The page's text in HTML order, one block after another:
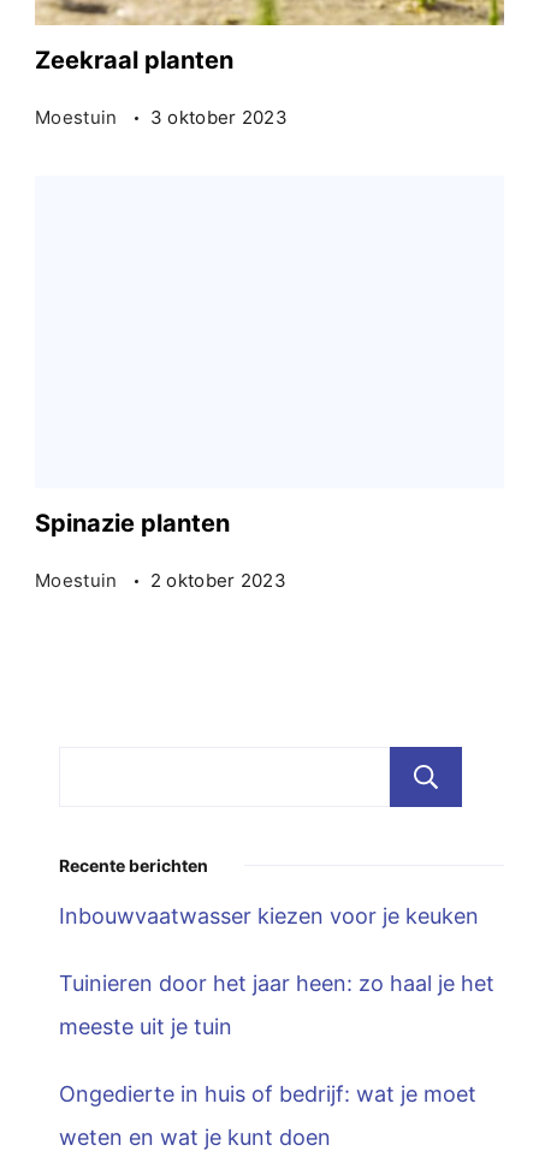
Zeekraal planten
Moestuin 3 oktober 2023
Spinazie planten
Moestuin 2 oktober 2023
Recente berichten
Inbouwvaatwasser kiezen voor je keuken
Tuinieren door het jaar heen: zo haal je het
meeste uit je tuin
Ongedierte in huis of bedrijf: wat je moet
weten en wat je kunt doen